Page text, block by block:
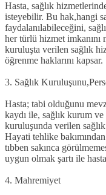
Hasta, sağlık
isteyebilir. Bu hak,hangi
faydalanılabileceğini,
her türlü hizmet imkanını
kuruluşta verilen sağlık
öğrenme haklarını kapsar.
3. Sağlık
Hasta; tabi olduğunu
kaydı ile, sağlık kurum
kuruluşunda verilen
Hayati tehlike
tıbben sakınca
uygun olmak şartı ile
4. Mahremiyet